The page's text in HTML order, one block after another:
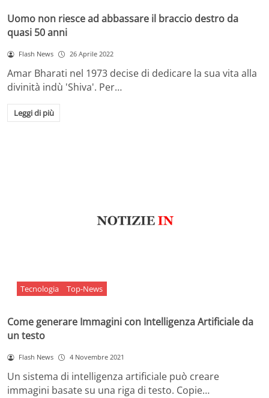
Uomo non riesce ad abbassare il braccio destro da
quasi 50 anni
Flash News 26 Aprile 2022
Amar Bharati nel 1973 decise di dedicare la sua vita alla
divinità indù 'Shiva'. Per…
Leggi di più
Tecnologia Top-News
Come generare Immagini con Intelligenza Artificiale da
un testo
Flash News 4 Novembre 2021
Un sistema di intelligenza artificiale può creare
immagini basate su una riga di testo. Copie…